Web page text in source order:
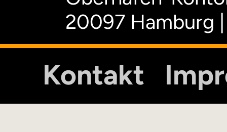
20097 Hamburg
Kontakt